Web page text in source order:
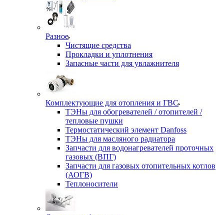
Разное
Чистящие средства
Прокладки и уплотнения
Запасные части для увлажнителя
Комплектующие для отопления и ГВС
ТЭНы для обогревателей / отопителей /
тепловые пушки
Термостатический элемент Danfoss
ТЭНы для масляного радиатора
Запчасти для водонагревателей проточных
газовых (ВПГ)
Запчасти для газовых отопительных котлов
(АОГВ)
Теплоносители